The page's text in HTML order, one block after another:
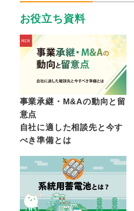
お役立ち資料
事業承継・M&Aの動向と留
意点
自社に適した相談先と今す
べき準備とは